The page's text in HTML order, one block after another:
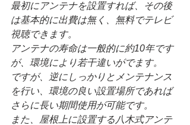
最初にアンテナを設置すれば、その後
は基本的に出費は無く、無料でテレビ
視聴できます。
アンテナの寿命は一般的に約10年です
が、環境により若干違いがでます。
ですが、逆にしっかりとメンテナンス
を行い、環境の良い設置場所であれば
さらに長い期間使用が可能です。
また、屋根上に設置する八木式アンテ